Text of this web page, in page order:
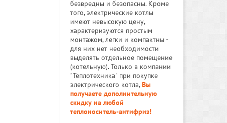
безвредны и безопасны. Кроме
того, электрические котлы
имеют невысокую цену,
характеризуются простым
монтажом, легки и компактны -
для них нет необходимости
выделять отдельное помещение
(котельную). Только в компании
"Теплотехника" при покупке
электрического котла,Вы
получаете дополнительную
скидку на любой
теплоноситель-антифриз!